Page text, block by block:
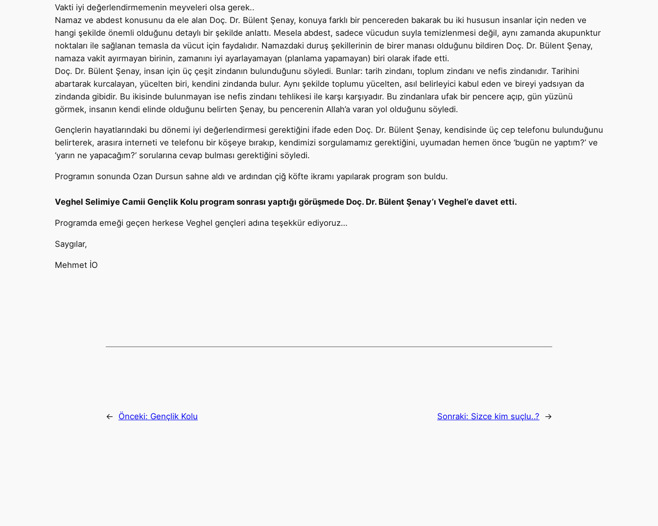
Vakti iyi değerlendirmemenin meyveleri olsa gerek..
Namaz ve abdest konusunu da ele alan Doç. Dr. Bülent Şenay, konuya farklı bir pencereden bakarak bu iki hususun insanlar için neden ve
hangi şekilde önemli olduğunu detaylı bir şekilde anlattı. Mesela abdest, sadece vücudun suyla temizlenmesi değil, aynı zamanda akupunktur
noktaları ile sağlanan temasla da vücut için faydalıdır. Namazdaki duruş şekillerinin de birer manası olduğunu bildiren Doç. Dr. Bülent Şenay,
namaza vakit ayırmayan birinin, zamanını iyi ayarlayamayan (planlama yapamayan) biri olarak ifade etti.
Doç. Dr. Bülent Şenay, insan için üç çeşit zindanın bulunduğunu söyledi. Bunlar: tarih zindanı, toplum zindanı ve nefis zindanıdır. Tarihini
abartarak kurcalayan, yücelten biri, kendini zindanda bulur. Aynı şekilde toplumu yücelten, asıl belirleyici kabul eden ve bireyi yadsıyan da
zindanda gibidir. Bu ikisinde bulunmayan ise nefis zindanı tehlikesi ile karşı karşıyadır. Bu zindanlara ufak bir pencere açıp, gün yüzünü
görmek, insanın kendi elinde olduğunu belirten Şenay, bu pencerenin Allah’a varan yol olduğunu söyledi.
Gençlerin hayatlarındaki bu dönemi iyi değerlendirmesi gerektiğini ifade eden Doç. Dr. Bülent Şenay, kendisinde üç cep telefonu bulunduğunu
belirterek, arasıra interneti ve telefonu bir köşeye bırakıp, kendimizi sorgulamamız gerektiğini, uyumadan hemen önce ‘bugün ne yaptım?’ ve
‘yarın ne yapacağım?’ sorularına cevap bulması gerektiğini söyledi.
Programın sonunda Ozan Dursun sahne aldı ve ardından çiğ köfte ikramı yapılarak program son buldu.
Veghel Selimiye Camii Gençlik Kolu program sonrası yaptığı görüşmede Doç. Dr. Bülent Şenay’ı Veghel’e davet etti.
Programda emeği geçen herkese Veghel gençleri adına teşekkür ediyoruz…
Saygılar,
Mehmet İO
← Önceki: Gençlik Kolu Sonraki: Sizce kim suçlu..? →